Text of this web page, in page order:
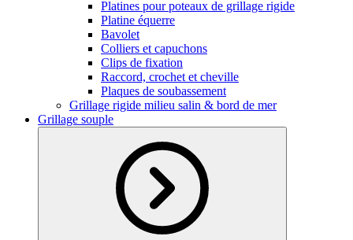
Platines pour poteaux de grillage rigide
Platine équerre
Bavolet
Colliers et capuchons
Clips de fixation
Raccord, crochet et cheville
Plaques de soubassement
Grillage rigide milieu salin & bord de mer
Grillage souple